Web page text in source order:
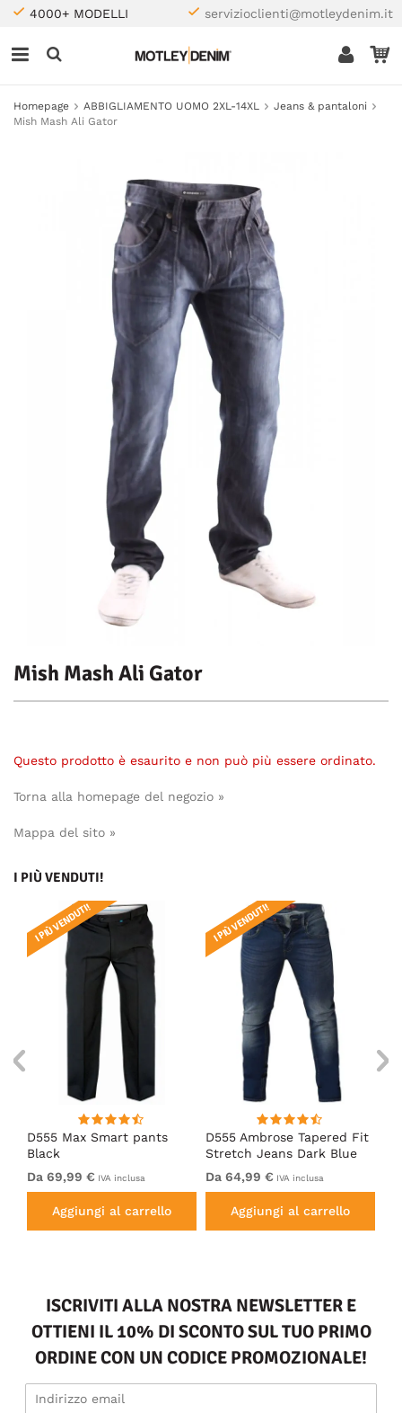
4000+ MODELLI servizioclienti@motleydenim.it
Homepage ABBIGLIAMENTO UOMO 2XL-14XL
Jeans & pantaloni
Mish Mash Ali Gator
Mish Mash Ali Gator
Questo prodotto è esaurito e non può più essere ordinato.
Torna alla homepage del negozio »
Mappa del sito »
I PIÙ VENDUTI!
D555 Max Smart pants
Black
I PIÙ VENDUTI!
Da 69,99 € IVA inclusa
Aggiungi al carrello
D555 Ambrose Tapered Fit
Stretch Jeans Dark Blue
I PIÙ VENDUTI!
Da 64,99 € IVA inclusa
Aggiungi al carrello
ISCRIVITI ALLA NOSTRA NEWSLETTER E
OTTIENI IL 10% DI SCONTO SUL TUO PRIMO
ORDINE CON UN CODICE PROMOZIONALE!